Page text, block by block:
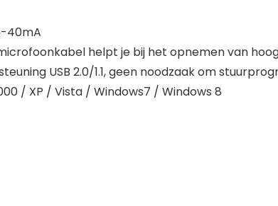
40mA
helpt je bij het opnemen van
USB 2.0/1.1, geen noodzaak om
/ XP / Vista / Windows7 / Windows 8